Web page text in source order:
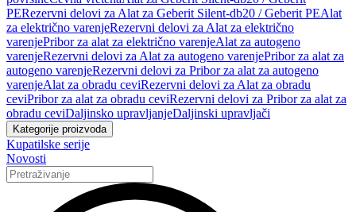
PERezervni delovi za Alat za Geberit Silent-db20 / Geberit PEAlat
za električno varenjeRezervni delovi za Alat za električno
varenjePribor za alat za električno varenjeAlat za autogeno
varenjeRezervni delovi za Alat za autogeno varenjePribor za alat za
autogeno varenjeRezervni delovi za Pribor za alat za autogeno
varenjeAlat za obradu ceviRezervni delovi za Alat za obradu
ceviPribor za alat za obradu ceviRezervni delovi za Pribor za alat za
obradu ceviDaljinsko upravljanjeDaljinski upravljači
Kategorije proizvoda
Kupatilske serije
Novosti